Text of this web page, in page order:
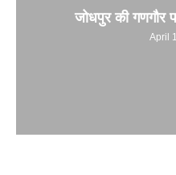
जोधपुर की गणगौर
April